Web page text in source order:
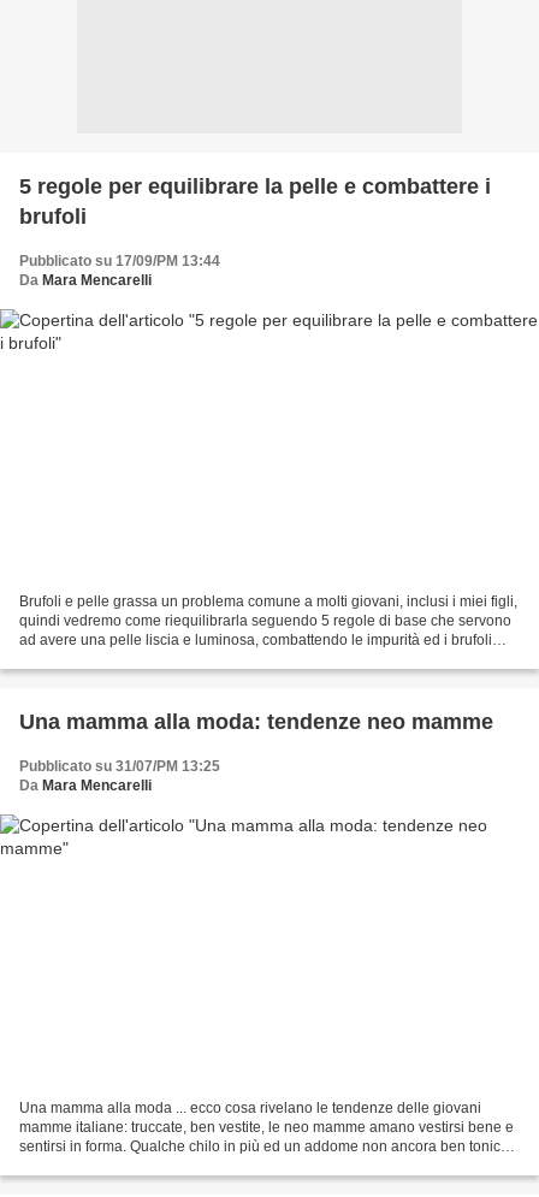
5 regole per equilibrare la pelle e combattere i
brufoli
Pubblicato su 17/09/PM 13:44
Da Mara Mencarelli
Brufoli e pelle grassa un problema comune a molti giovani, inclusi i miei figli,
quindi vedremo come riequilibrarla seguendo 5 regole di base che servono
ad avere una pelle liscia e luminosa, combattendo le impurità ed i brufoli
Una mamma alla moda: tendenze neo mamme
Pubblicato su 31/07/PM 13:25
Da Mara Mencarelli
Una mamma alla moda ... ecco cosa rivelano le tendenze delle giovani
mamme italiane: truccate, ben vestite, le neo mamme amano vestirsi bene e
sentirsi in forma. Qualche chilo in più ed un addome non ancora ben tonico,